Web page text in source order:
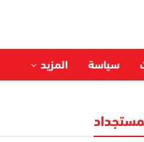
سياسة المزيد